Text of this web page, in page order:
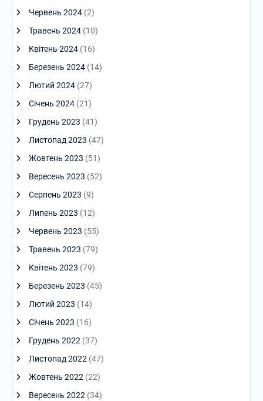
Червень 2024(2)
Травень 2024(10)
Квітень 2024(16)
Березень 2024(14)
Лютий 2024(27)
Січень 2024(21)
Грудень 2023 (41)
Листопад 2023 (47)
Жовтень 2023 (51)
Вересень 2023 (52)
Серпень 2023 (9)
Липень 2023 (12)
Червень 2023 (55)
Травень 2023 (79)
Квітень 2023 (79)
Березень 2023 (45)
Лютий 2023 (14)
Січень 2023 (16)
Грудень 2022(37)
Листопад 2022(47)
Жовтень 2022(22)
Вересень 2022(34)